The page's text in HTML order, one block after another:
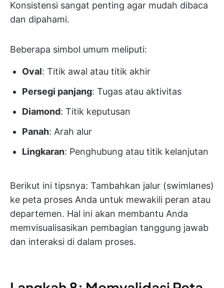
Konsistensi sangat penting agar mudah dibaca
dan dipahami.
Beberapa simbol umum meliputi:
Oval: Titik awal atau titik akhir
Persegi panjang: Tugas atau aktivitas
Diamond: Titik keputusan
Panah: Arah alur
Lingkaran: Penghubung atau titik kelanjutan
Berikut ini tipsnya: Tambahkan jalur (swimlanes)
ke peta proses Anda untuk mewakili peran atau
departemen. Hal ini akan membantu Anda
memvisualisasikan pembagian tanggung jawab
dan interaksi di dalam proses.